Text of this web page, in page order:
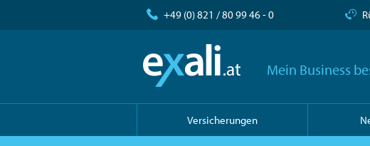
+49 (0) 821 / 80 99 46 - 0
Mein Business
Versicherungen